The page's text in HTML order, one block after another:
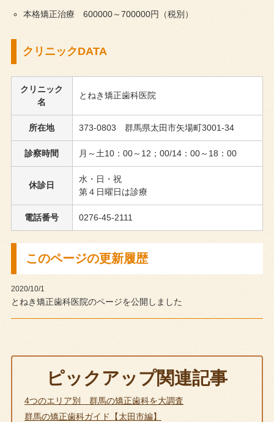
本格矯正治療 600000～700000円（税別）
クリニックDATA
クリニック
名
とねき矯正歯科医院
所在地 373-0803 群馬県太田市矢場町3001-34
診察時間 月～土10：00～12；00/14：00～18：00
休診日
水・日・祝
第４日曜日は診療
電話番号 0276-45-2111
このページの更新履歴
2020/10/1
とねき矯正歯科医院のページを公開しました
ピックアップ関連記事
4つのエリア別 群馬の矯正歯科を大調査
群馬の矯正歯科ガイド【太田市編】